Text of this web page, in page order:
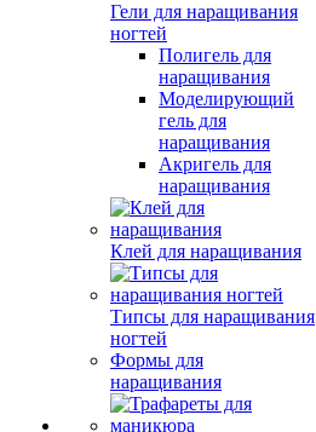
Гели для наращивания
ногтей
Полигель для
наращивания
Моделирующий
гель для
наращивания
Акригель для
наращивания
Клей для наращивания
Типсы для наращивания
ногтей
Формы для
наращивания